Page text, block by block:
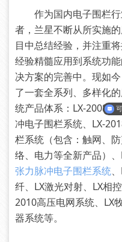
作为国内电子围栏行
者，兰星不断从所实施
目中总结经验，并注重
经验精髓应用到系统功
决方案的完善中。现如
了一套全系列、多样化
统产品体系：LX-2008传
冲电子围栏系统、LX-
栏系统（包含：触网、
络、电力等全新产品）
张力脉冲电子围栏系统
纤、LX激光对射、LX相
2010高压电网系统、LX
器系统等。